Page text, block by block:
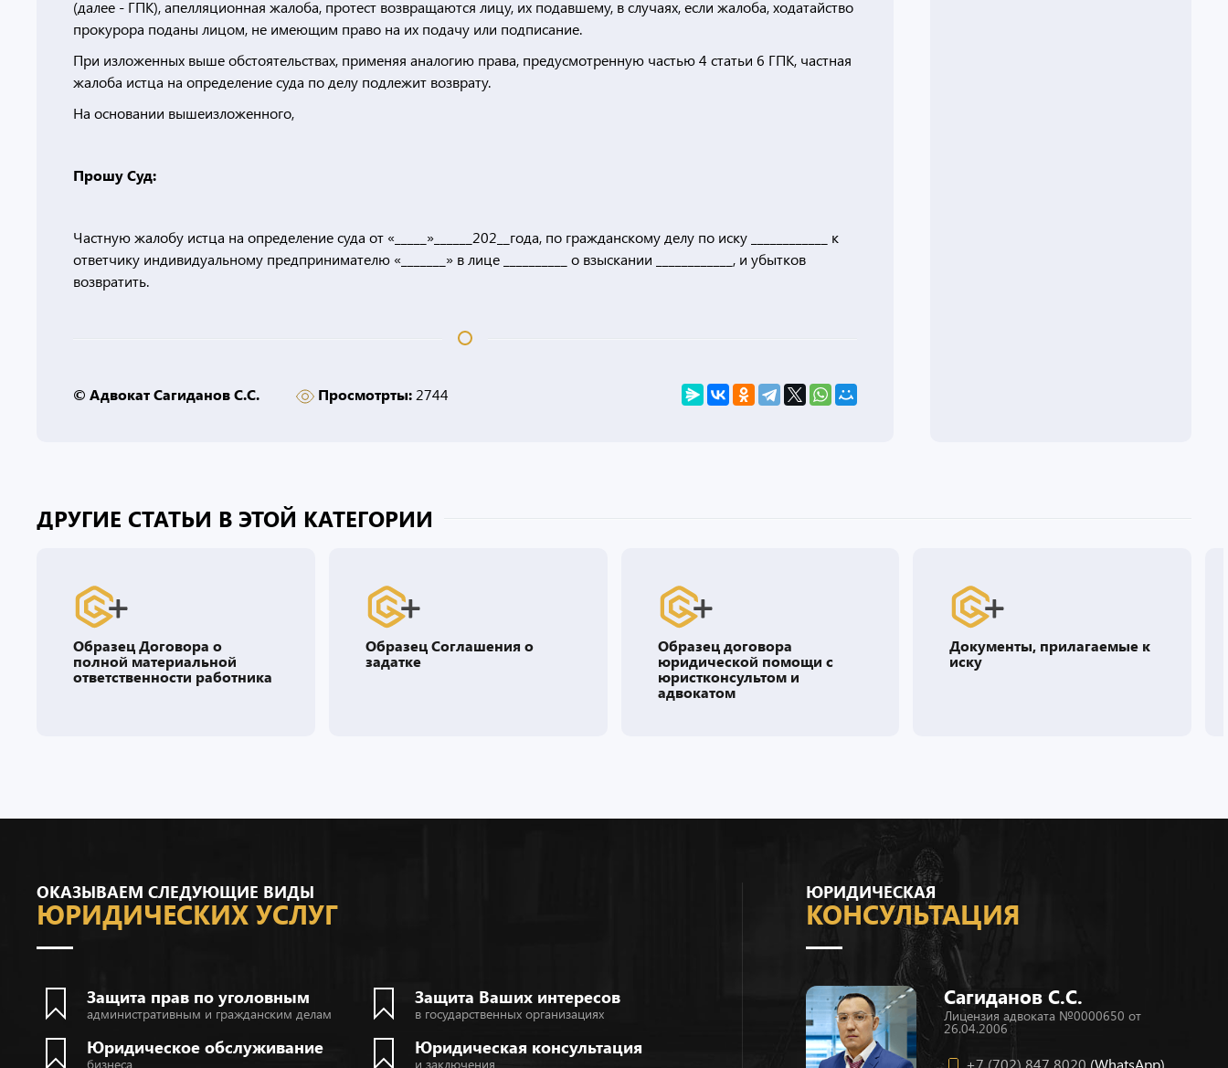
(далее - ГПК), апелляционная жалоба, протест возвращаются лицу, их подавшему, в случаях, если жалоба, ходатайство
прокурора поданы лицом, не имеющим право на их подачу или подписание.
При изложенных выше обстоятельствах, применяя аналогию права, предусмотренную частью 4 статьи 6 ГПК, частная
жалоба истца на определение суда по делу подлежит возврату.
На основании вышеизложенного,
Прошу Суд:
Частную жалобу истца на определение суда от «_____»______202__года, по гражданскому делу по иску ____________ к
ответчику индивидуальному предпринимателю «_______» в лице __________ о взыскании ____________, и убытков
возвратить.
© Адвокат Сагиданов С.С. Просмотрты: 2744
ДРУГИЕ СТАТЬИ В ЭТОЙ КАТЕГОРИИ
Образец Соглашения о
задатке
Образец договора
юридической помощи с
юристконсультом и
Документы, прилагаемые к
иску
Образец гарантийного
письма
ОКАЗЫВАЕМ СЛЕДУЮЩИЕ ВИДЫ
ЮРИДИЧЕСКИХ УСЛУГ
Защита прав по уголовным
административным и гражданским делам
Защита Ваших интересов
в государственных организациях
Юридическое обслуживание
бизнеса
Юридическая консультация
и заключения
ЮРИДИЧЕСКАЯ
КОНСУЛЬТАЦИЯ
Сагиданов С.С.
Лицензия адвоката №0000650 от
26.04.2006